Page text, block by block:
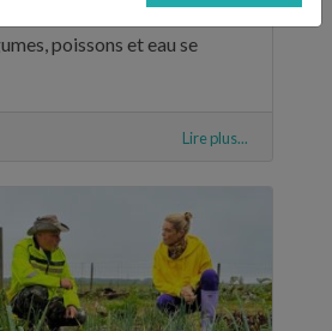
poissons et eau se
Lire plus...